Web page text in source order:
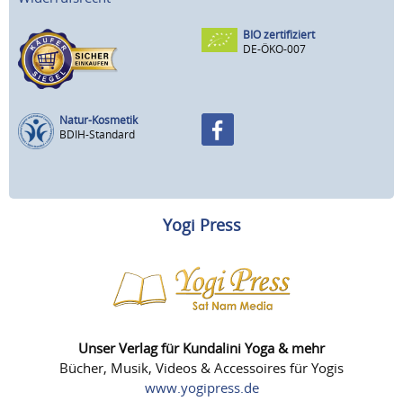
BIO zertifiziert
DE-ÖKO-007
Natur-Kosmetik
BDIH-Standard
Yogi Press
Unser Verlag für Kundalini Yoga & mehr
Bücher, Musik, Videos & Accessoires für Yogis
www.yogipress.de